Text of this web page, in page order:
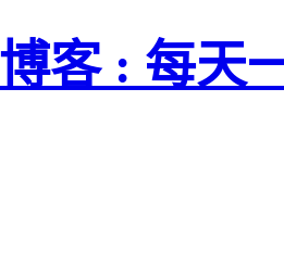
客 : 每天